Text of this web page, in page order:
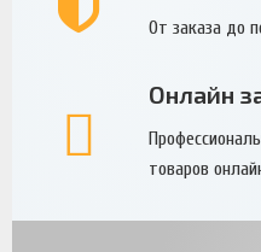
От заказа до
Онлайн
товаров